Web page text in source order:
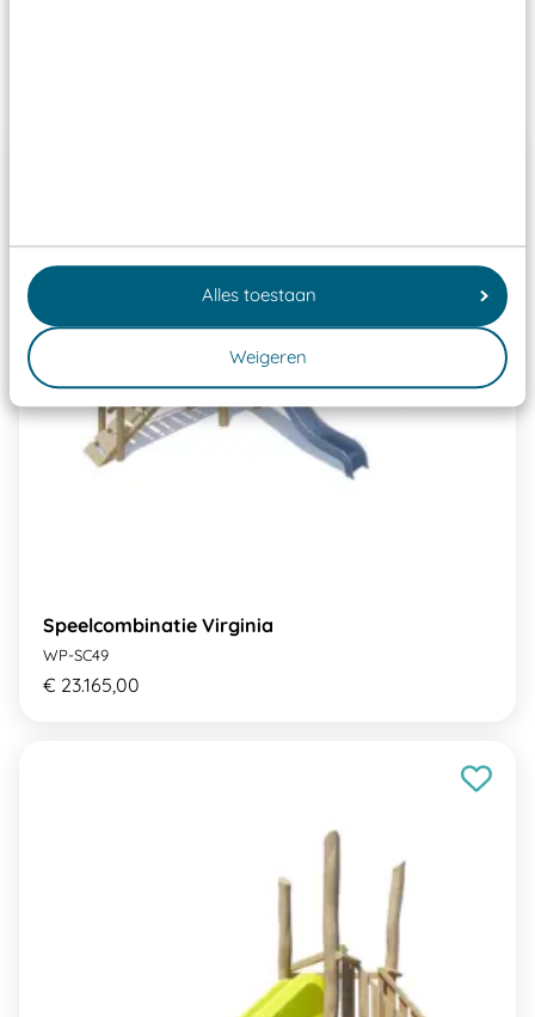
Alles toestaan
Weigeren
Speelcombinatie Virginia
WP-SC49
€ 23.165,00